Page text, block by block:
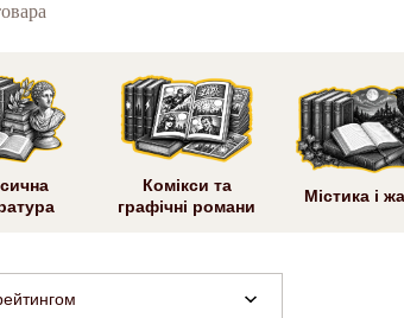
Комікси та
графічні романи
Містика і